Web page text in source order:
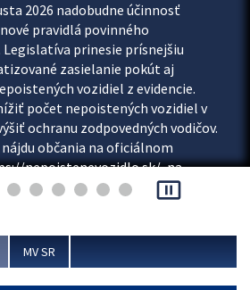
2026 nadobudne účinnosť
pravidlá povinného
prinesie prísnejšiu
zasielanie pokút aj
vozidiel z evidencie.
počet nepoistených vozidiel v
ochranu zodpovedných vodičov.
občania na oficiálnom
nepoistenevozidlo.sk/, na
aj možnosť overiť si...
pause_presentation
MV SR